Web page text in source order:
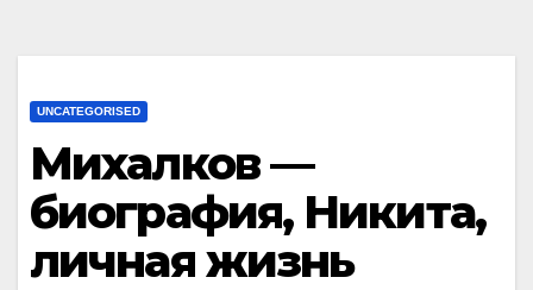
UNCATEGORISED
Михалков —
биография, Никита,
личная жизнь